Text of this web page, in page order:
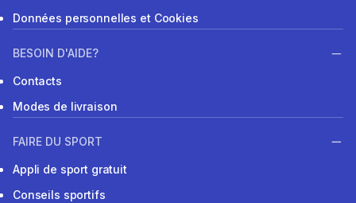
Données personnelles et Cookies
BESOIN D'AIDE?
Contacts
Modes de livraison
FAIRE DU SPORT
Appli de sport gratuit
Conseils sportifs